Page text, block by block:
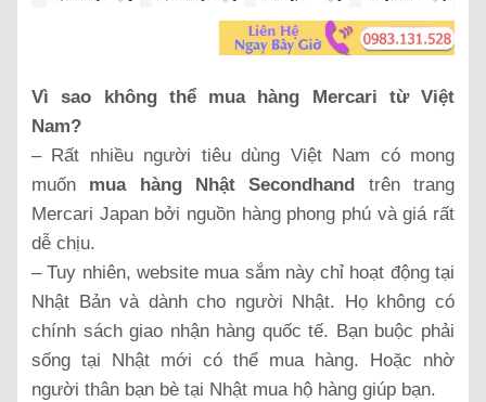
Vì sao không thể mua hàng Mercari từ Việt
Nam?
– Rất nhiều người tiêu dùng Việt Nam có mong
muốn mua hàng Nhật Secondhand trên trang
Mercari Japan bởi nguồn hàng phong phú và giá rất
dễ chịu.
– Tuy nhiên, website mua sắm này chỉ hoạt động tại
Nhật Bản và dành cho người Nhật. Họ không có
chính sách giao nhận hàng quốc tế. Bạn buộc phải
sống tại Nhật mới có thể mua hàng. Hoặc nhờ
người thân bạn bè tại Nhật mua hộ hàng giúp bạn.